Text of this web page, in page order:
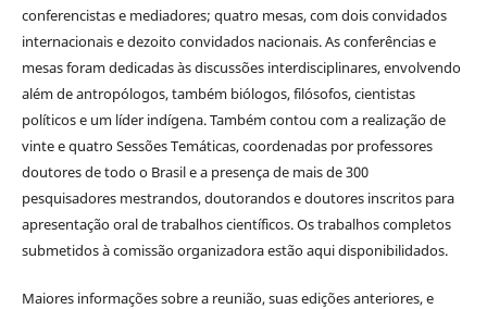
conferencistas e mediadores; quatro mesas, com dois convidados
internacionais e dezoito convidados nacionais. As conferências e
mesas foram dedicadas às discussões interdisciplinares, envolvendo
além de antropólogos, também biólogos, filósofos, cientistas
políticos e um líder indígena. Também contou com a realização de
vinte e quatro Sessões Temáticas, coordenadas por professores
doutores de todo o Brasil e a presença de mais de 300
pesquisadores mestrandos, doutorandos e doutores inscritos para
apresentação oral de trabalhos científicos. Os trabalhos completos
submetidos à comissão organizadora estão aqui disponibilidados.
Maiores informações sobre a reunião, suas edições anteriores, e